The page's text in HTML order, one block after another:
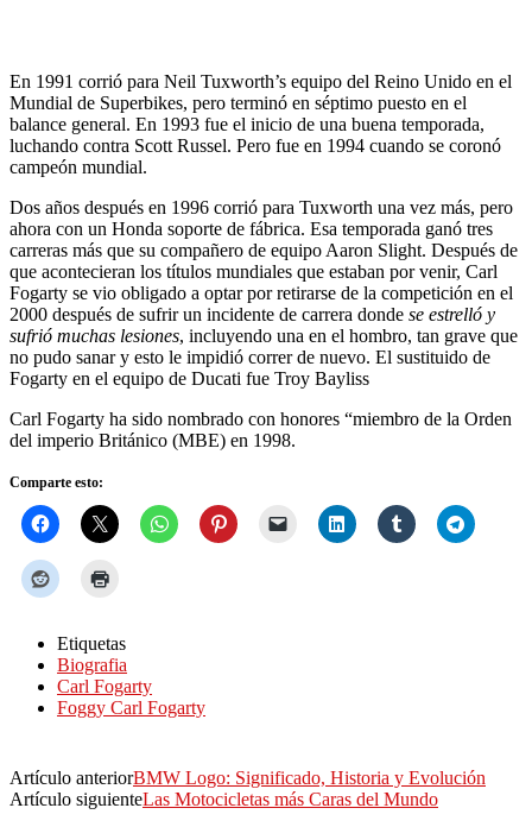
En 1991 corrió para Neil Tuxworth’s equipo del Reino Unido en el
Mundial de Superbikes, pero terminó en séptimo puesto en el
balance general. En 1993 fue el inicio de una buena temporada,
luchando contra Scott Russel. Pero fue en 1994 cuando se coronó
campeón mundial.
Dos años después en 1996 corrió para Tuxworth una vez más, pero
ahora con un Honda soporte de fábrica. Esa temporada ganó tres
carreras más que su compañero de equipo Aaron Slight. Después de
que acontecieran los títulos mundiales que estaban por venir, Carl
Fogarty se vio obligado a optar por retirarse de la competición en el
2000 después de sufrir un incidente de carrera donde se estrelló y
sufrió muchas lesiones, incluyendo una en el hombro, tan grave que
no pudo sanar y esto le impidió correr de nuevo. El sustituido de
Fogarty en el equipo de Ducati fue Troy Bayliss
Carl Fogarty ha sido nombrado con honores “miembro de la Orden
del imperio Británico (MBE) en 1998.
Comparte esto:
Etiquetas
Biografia
Carl Fogarty
Foggy Carl Fogarty
Artículo anteriorBMW Logo: Significado, Historia y Evolución
Artículo siguienteLas Motocicletas más Caras del Mundo